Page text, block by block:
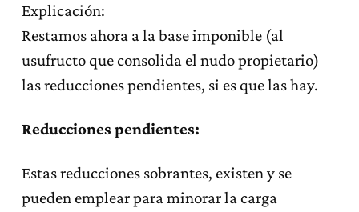
Explicación:
Restamos ahora a la base imponible (al
usufructo que consolida el nudo propietario)
las reducciones pendientes, si es que las hay.
Reducciones pendientes:
Estas reducciones sobrantes, existen y se
pueden emplear para minorar la carga